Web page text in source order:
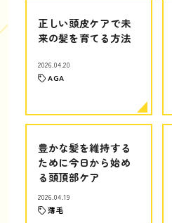
正しい頭皮ケアで未
来の髪を育てる方法
2026.04.20
AGA
豊かな髪を維持する
ために今日から始め
る頭頂部ケア
2026.04.19
薄毛